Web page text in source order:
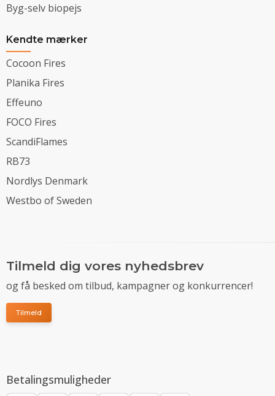
Byg-selv biopejs
Kendte mærker
Cocoon Fires
Planika Fires
Effeuno
FOCO Fires
ScandiFlames
RB73
Nordlys Denmark
Westbo of Sweden
Tilmeld dig vores nyhedsbrev
og få besked om tilbud, kampagner og konkurrencer!
Tilmeld
Betalingsmuligheder